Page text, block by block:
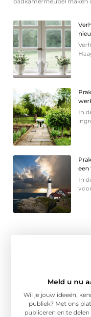
In
een
In
Meld u nu
Wil je jouw ideeën,
publiek? Met ons
publiceren en te